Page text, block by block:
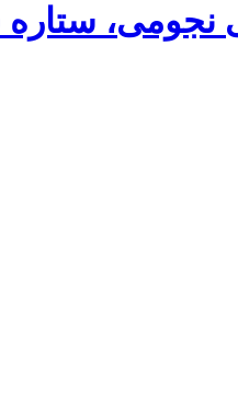
نجومی،